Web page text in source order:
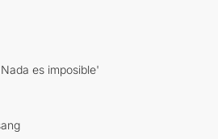
es imposible'